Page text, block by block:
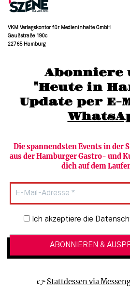
Abonniere
"Heute in
Die spannendsten Events in der
aus der Hamburger Gastro- und
dich auf dem
Newsletter-Anmeldung
Ich akzeptiere die
👉 Stattdessen via
VKM Verlagskontor für Medieninhalte GmbH
Gaußstraße 190c
22765 Hamburg
moc.grubmah-enezs@ofni
Newsletter abonnieren
HAMBURG PUR
🔗 Kinoprogramm
Verlag